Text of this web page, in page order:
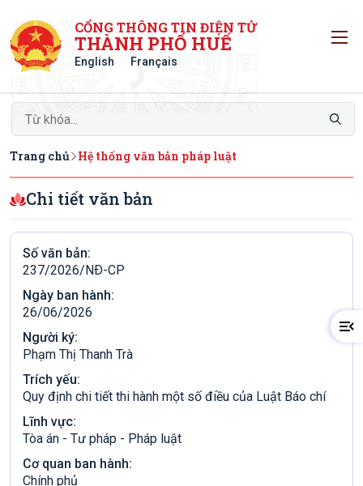
CỔNG THÔNG TIN ĐIỆN TỬ
THÀNH PHỐ HUẾ
English Français
Trang chủ Hệ thống văn bản pháp luật
Chi tiết văn bản
Số văn bản:
237/2026/NÐ-CP
Ngày ban hành:
26/06/2026
Người ký:
Phạm Thị Thanh Trà
Trích yếu:
Quy định chi tiết thi hành một số điều của Luật Báo chí
Lĩnh vực:
Tòa án - Tư pháp - Pháp luật
Cơ quan ban hành:
Chính phủ